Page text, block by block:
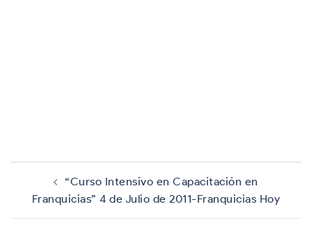
Navegación
entradas
“Curso Intensivo en Capacitación en
Franquicias” 4 de Julio de 2011-Franquicias Hoy